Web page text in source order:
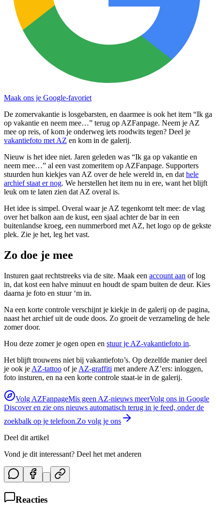
Maak ons je Google-favoriet
De zomervakantie is losgebarsten, en daarmee is ook het item “Ik ga
op vakantie en neem mee…” terug op AZFanpage. Neem je AZ
mee op reis, of kom je onderweg iets roodwits tegen? Deel je
vakantiefoto met AZ en kom in de galerij.
Nieuw is het idee niet. Jaren geleden was “Ik ga op vakantie en
neem mee…” al een vast zomeritem op AZFanpage. Supporters
stuurden hun kiekjes van AZ over de hele wereld in, en dat hele
archief staat er nog. We herstellen het item nu in ere, want het blijft
leuk om te laten zien dat AZ overal is.
Het idee is simpel. Overal waar je AZ tegenkomt telt mee: de vlag
over het balkon aan de kust, een sjaal achter de bar in een
buitenlandse kroeg, een nummerbord met AZ, het logo op de gekste
plek. Zie je het, leg het vast.
Zo doe je mee
Insturen gaat rechtstreeks via de site. Maak een account aan of log
in, dat kost een halve minuut en houdt de spam buiten de deur. Kies
daarna je foto en stuur ‘m in.
Na een korte controle verschijnt je kiekje in de galerij op de pagina,
naast het archief uit de oude doos. Zo groeit de verzameling de hele
zomer door.
Hou deze zomer je ogen open en stuur je AZ-vakantiefoto in.
Het blijft trouwens niet bij vakantiefoto’s. Op dezelfde manier deel
je ook je AZ-tattoo of je AZ-graffiti met andere AZ’ers: inloggen,
foto insturen, en na een korte controle staat-ie in de galerij.
Volg AZFanpageMis geen AZ-nieuws meerVolg ons in Google
Discover en zie ons nieuws automatisch terug in je feed, onder de
zoekbalk op je telefoon.Zo volg je ons
Deel dit artikel
Vond je dit interessant? Deel het met anderen
Reacties